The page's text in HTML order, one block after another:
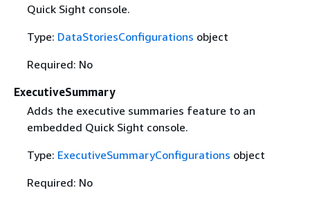
Quick Sight console.
Type: DataStoriesConfigurations object
Required: No
ExecutiveSummary
Adds the executive summaries feature to an
embedded Quick Sight console.
Type: ExecutiveSummaryConfigurations object
Required: No